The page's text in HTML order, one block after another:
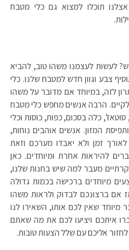
תוכלו למצוא גם כלי מטבח
לעשות לעצמנו משהו טוב, להביא
צבע וגוון חדש למטבח שלנו. כלי
לזה, במיוחד אם מדובר על משהו
לקיים. הרבה אנשים מחפש כלי מטבח
כלה בסכום, כפות, כוסות וכלי
המזון. אנשים אוהבים נוחות,
זמן ולא יאבדו מערכם וזאת
להיראות אחרת ומיוחדים. כאן
מעבר למה שיש בחנות שלנו,
מיוחדים ברכישה בכמות גדולה
אם ברצונכם לבדוק ולראות משהו
שאין לכם אותו, השאירו לנו
איתכם ויציעו לכם את מה שאתם
לחזור אליכם עם שלל הצעות טובות.